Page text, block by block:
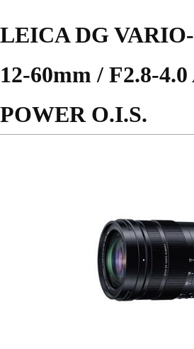
LEICA DG
12-60mm / F2.8-
POWER O.I.S.